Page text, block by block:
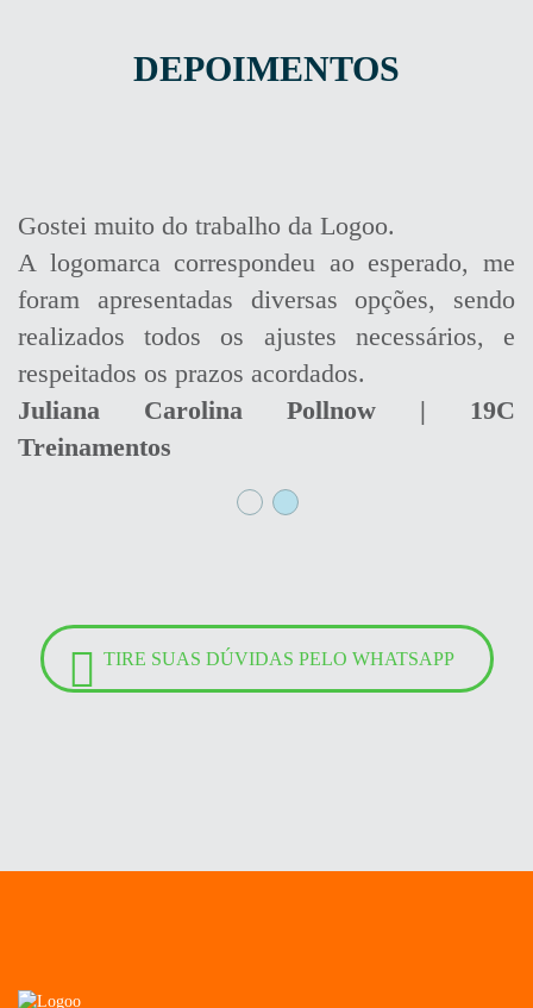
DEPOIMENTOS
Gostei muito do trabalho da Logoo.
A logomarca correspondeu ao esperado, me
foram apresentadas diversas opções, sendo
realizados todos os ajustes necessários, e
respeitados os prazos acordados.
Juliana Carolina Pollnow | 19C
Treinamentos
Gostei muito do trabalho da Logoo.
A logomarca correspondeu ao esperado, me
foram apresentadas diversas opções, sendo
realizados todos os ajustes necessários, e
respeitados os prazos acordados.
Juliana Carolina Pollnow | 19C
Treinamentos
TIRE SUAS DÚVIDAS PELO WHATSAPP